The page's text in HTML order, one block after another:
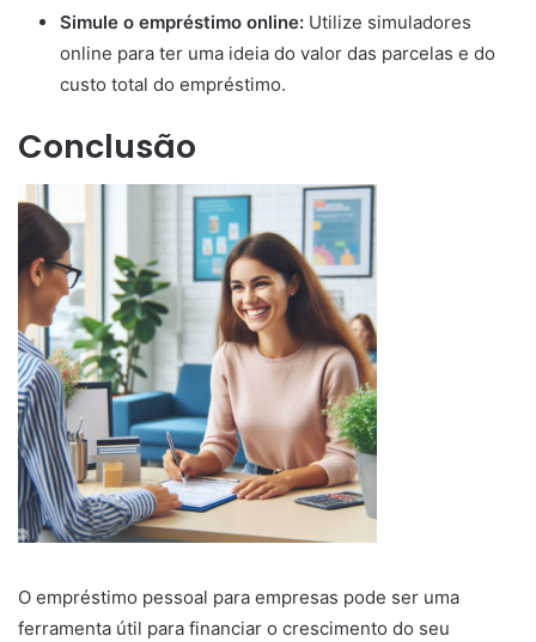
Simule o empréstimo online: Utilize simuladores
online para ter uma ideia do valor das parcelas e do
custo total do empréstimo.
Conclusão
O empréstimo pessoal para empresas pode ser uma
ferramenta útil para financiar o crescimento do seu